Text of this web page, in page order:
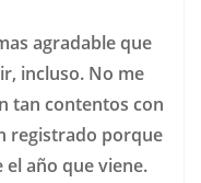
agradable que
incluso. No me
tan contentos con
registrado porque
año que viene.